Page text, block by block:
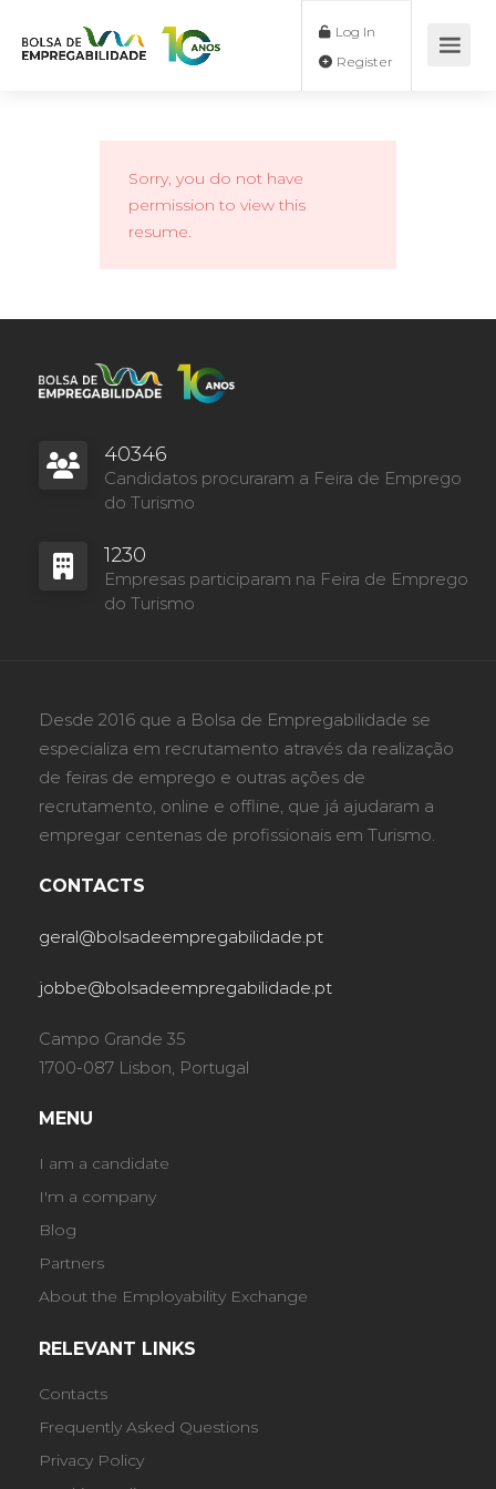
Log In
Sorry, you do not have
permission to view this
resume.
40346
Candidatos procuraram a Feira de Emprego
do Turismo
1230
Empresas participaram na Feira de Emprego
do Turismo
Desde 2016 que a Bolsa de Empregabilidade se
especializa em recrutamento através da realização
de feiras de emprego e outras ações de
recrutamento, online e offline, que já ajudaram a
empregar centenas de profissionais em Turismo.
CONTACTS
geral@bolsadeempregabilidade.pt
jobbe@bolsadeempregabilidade.pt
Campo Grande 35
1700-087 Lisbon, Portugal
MENU
I am a candidate
I'm a company
Blog
Partners
About the Employability Exchange
RELEVANT LINKS
Contacts
Frequently Asked Questions
Privacy Policy